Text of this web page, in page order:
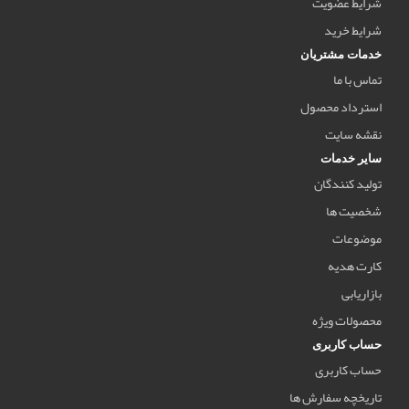
شرایط خرید
خدمات مشتریان
تماس با ما
استرداد محصول
نقشه سایت
سایر خدمات
تولید کنندگان
شخصیت ها
موضوعات
کارت هدیه
بازاریابی
محصولات ویژه
حساب کاربری
حساب کاربری
تاریخچه سفارش ها